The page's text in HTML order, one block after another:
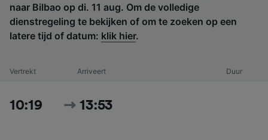
naar Bilbao op di. 11 aug. Om de volledige
dienstregeling te bekijken of om te zoeken op een
latere tijd of datum: klik hier.
Vertrekt Arriveert Duur
10:19 13:53